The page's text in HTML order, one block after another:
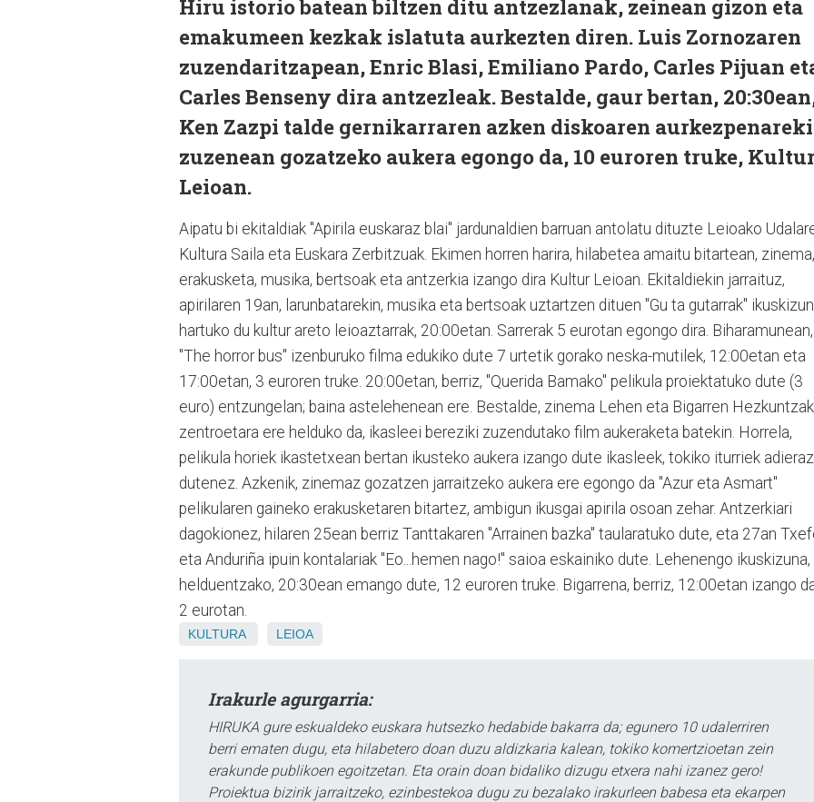
Hiru istorio batean biltzen ditu antzezlanak, zeinean gizon eta
emakumeen kezkak islatuta aurkezten diren. Luis Zornozaren
zuzendaritzapean, Enric Blasi, Emiliano Pardo, Carles Pijuan
Carles Benseny dira antzezleak. Bestalde, gaur bertan,
Ken Zazpi talde gernikarraren azken diskoaren
zuzenean gozatzeko aukera egongo da, 10 euroren truke,
Leioan.
Aipatu bi ekitaldiak "Apirila euskaraz blai" jardunaldien barruan antolatu dituzte Leioako
Kultura Saila eta Euskara Zerbitzuak. Ekimen horren harira, hilabetea amaitu bitartean, zinema,
erakusketa, musika, bertsoak eta antzerkia izango dira Kultur Leioan. Ekitaldiekin jarraituz,
apirilaren 19an, larunbatarekin, musika eta bertsoak uztartzen dituen "Gu ta gutarrak"
hartuko du kultur areto leioaztarrak, 20:00etan. Sarrerak 5 eurotan egongo dira. Biharamunean,
"The horror bus" izenburuko filma edukiko dute 7 urtetik gorako neska-mutilek, 12:00etan eta
17:00etan, 3 euroren truke. 20:00etan, berriz, "Querida Bamako" pelikula proiektatuko dute (3
euro) entzungelan; baina astelehenean ere. Bestalde, zinema Lehen eta Bigarren
zentroetara ere helduko da, ikasleei bereziki zuzendutako film aukeraketa batekin. Horrela,
pelikula horiek ikastetxean bertan ikusteko aukera izango dute ikasleek, tokiko iturriek
dutenez. Azkenik, zinemaz gozatzen jarraitzeko aukera ere egongo da "Azur eta Asmart"
pelikularen gaineko erakusketaren bitartez, ambigun ikusgai apirila osoan zehar. Antzerkiari
dagokionez, hilaren 25ean berriz Tanttakaren "Arrainen bazka" taularatuko dute, eta 27an
eta Anduriña ipuin kontalariak "Eo...hemen nago!" saioa eskainiko dute. Lehenengo ikuskizuna,
helduentzako, 20:30ean emango dute, 12 euroren truke. Bigarrena, berriz, 12:00etan izango
2 eurotan.
KULTURA LEIOA
Irakurle agurgarria:
HIRUKA gure eskualdeko euskara hutsezko hedabide bakarra da; egunero 10 udalerriren
berri ematen dugu, eta hilabetero doan duzu aldizkaria kalean, tokiko komertzioetan zein
erakunde publikoen egoitzetan. Eta orain doan bidaliko dizugu etxera nahi izanez gero!
Proiektua bizirik jarraitzeko, ezinbestekoa dugu zu bezalako irakurleen babesa eta ekarpen